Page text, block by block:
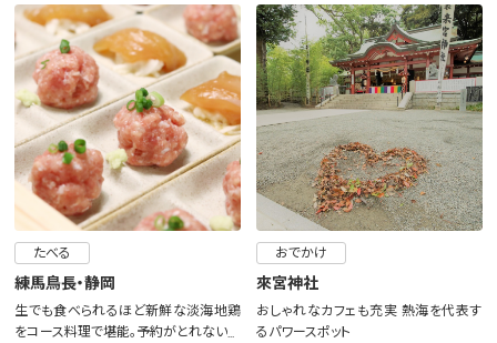
たべる
練馬鳥長・静岡
生でも食べられるほど新鮮な淡海地鶏
をコース料理で堪能。予約がとれない東
おでかけ
來宮神社
おしゃれなカフェも充実 熱海を代表す
るパワースポット